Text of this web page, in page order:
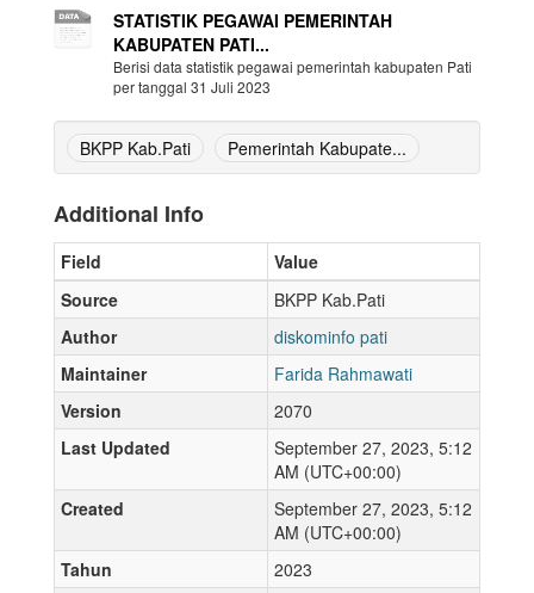
STATISTIK PEGAWAI PEMERINTAH
KABUPATEN PATI...
Berisi data statistik pegawai pemerintah kabupaten Pati
per tanggal 31 Juli 2023
BKPP Kab.Pati Pemerintah Kabupate...
Additional Info
Field
Value
Source
BKPP Kab.Pati
Author
diskominfo pati
Maintainer
Farida Rahmawati
Version
2070
Last Updated
September 27, 2023, 5:12
AM (UTC+00:00)
Created
September 27, 2023, 5:12
AM (UTC+00:00)
Tahun
2023